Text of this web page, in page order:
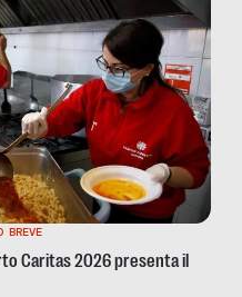
BREVE
Caritas 2026 presenta il